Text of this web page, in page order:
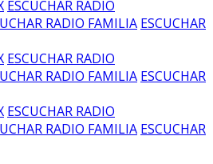
ESCUCHAR RADIO
RADIO FAMILIA ESCUCHAR
ESCUCHAR RADIO
RADIO FAMILIA ESCUCHAR
ESCUCHAR RADIO
RADIO FAMILIA ESCUCHAR